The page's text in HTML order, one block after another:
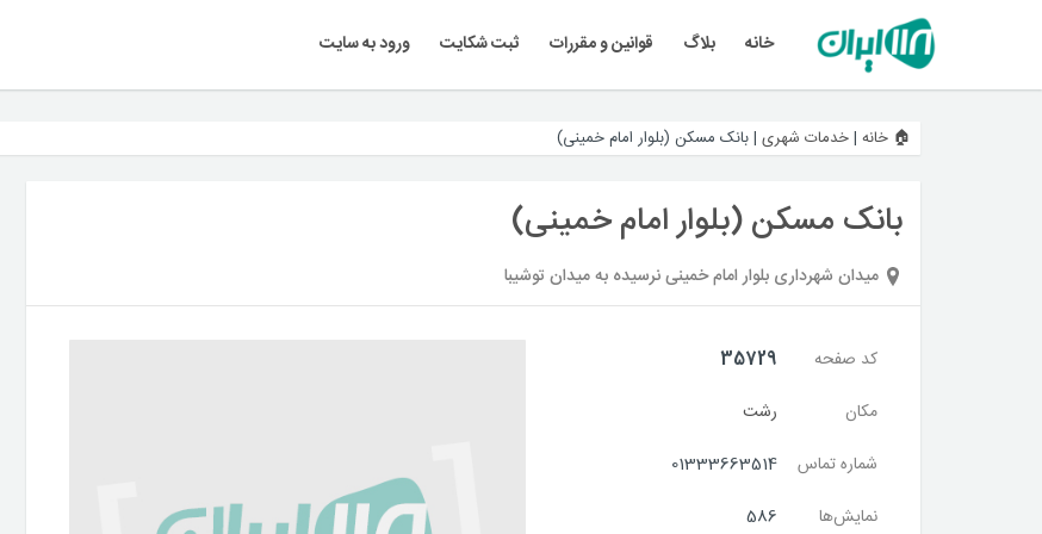
خانه بلاگ قوانین و مقررات ثبت شکایت ورود به سایت
🏠 خانه |خدمات شهری |بانک مسکن (بلوار امام خمینی)
بانک مسکن (بلوار امام خمینی)
میدان شهرداری بلوار امام خمینی نرسیده به میدان توشیبا
کد صفحه
35729
مکان
رشت
شماره تماس
01333663514
نمایش‌ها
586